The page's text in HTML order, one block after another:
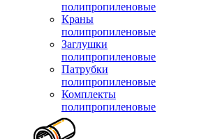
полипропиленовые
Краны
полипропиленовые
Заглушки
полипропиленовые
Патрубки
полипропиленовые
Комплекты
полипропиленовые